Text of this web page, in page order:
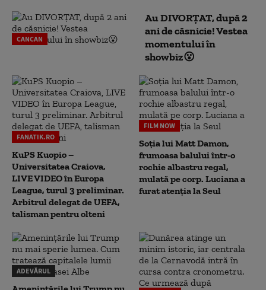
CANCAN
Au DIVORȚAT, după 2
ani de căsnicie! Vestea
momentului în
showbiz😮
FANATIK.RO
KuPS Kuopio –
Universitatea Craiova,
LIVE VIDEO în Europa
League, turul 3 preliminar.
Arbitrul delegat de UEFA,
talisman pentru olteni
FILM NOW
Soția lui Matt Damon,
frumoasa balului într-o
rochie albastru regal,
mulată pe corp. Luciana a
furat atenția la Seul
ADEVĂRUL